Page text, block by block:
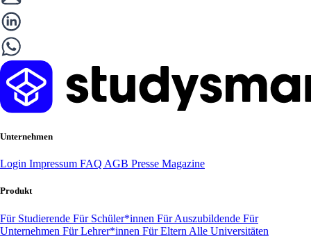
Unternehmen
Login Impressum FAQ AGB Presse Magazine
Produkt
Für Studierende Für Schüler*innen Für Auszubildende Für
Unternehmen Für Lehrer*innen Für Eltern Alle Universitäten